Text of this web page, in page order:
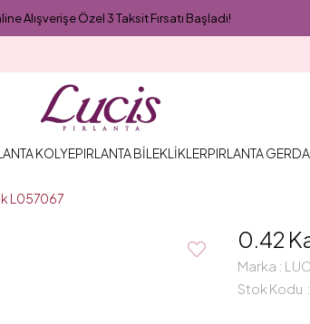
Alışverişe Özel 3 Taksit Fırsatı Başladı!
KOLYEPIRLANTA BİLEKLİKLERPIRLANTA
L057067
0.42
Marka :
Stok Kodu